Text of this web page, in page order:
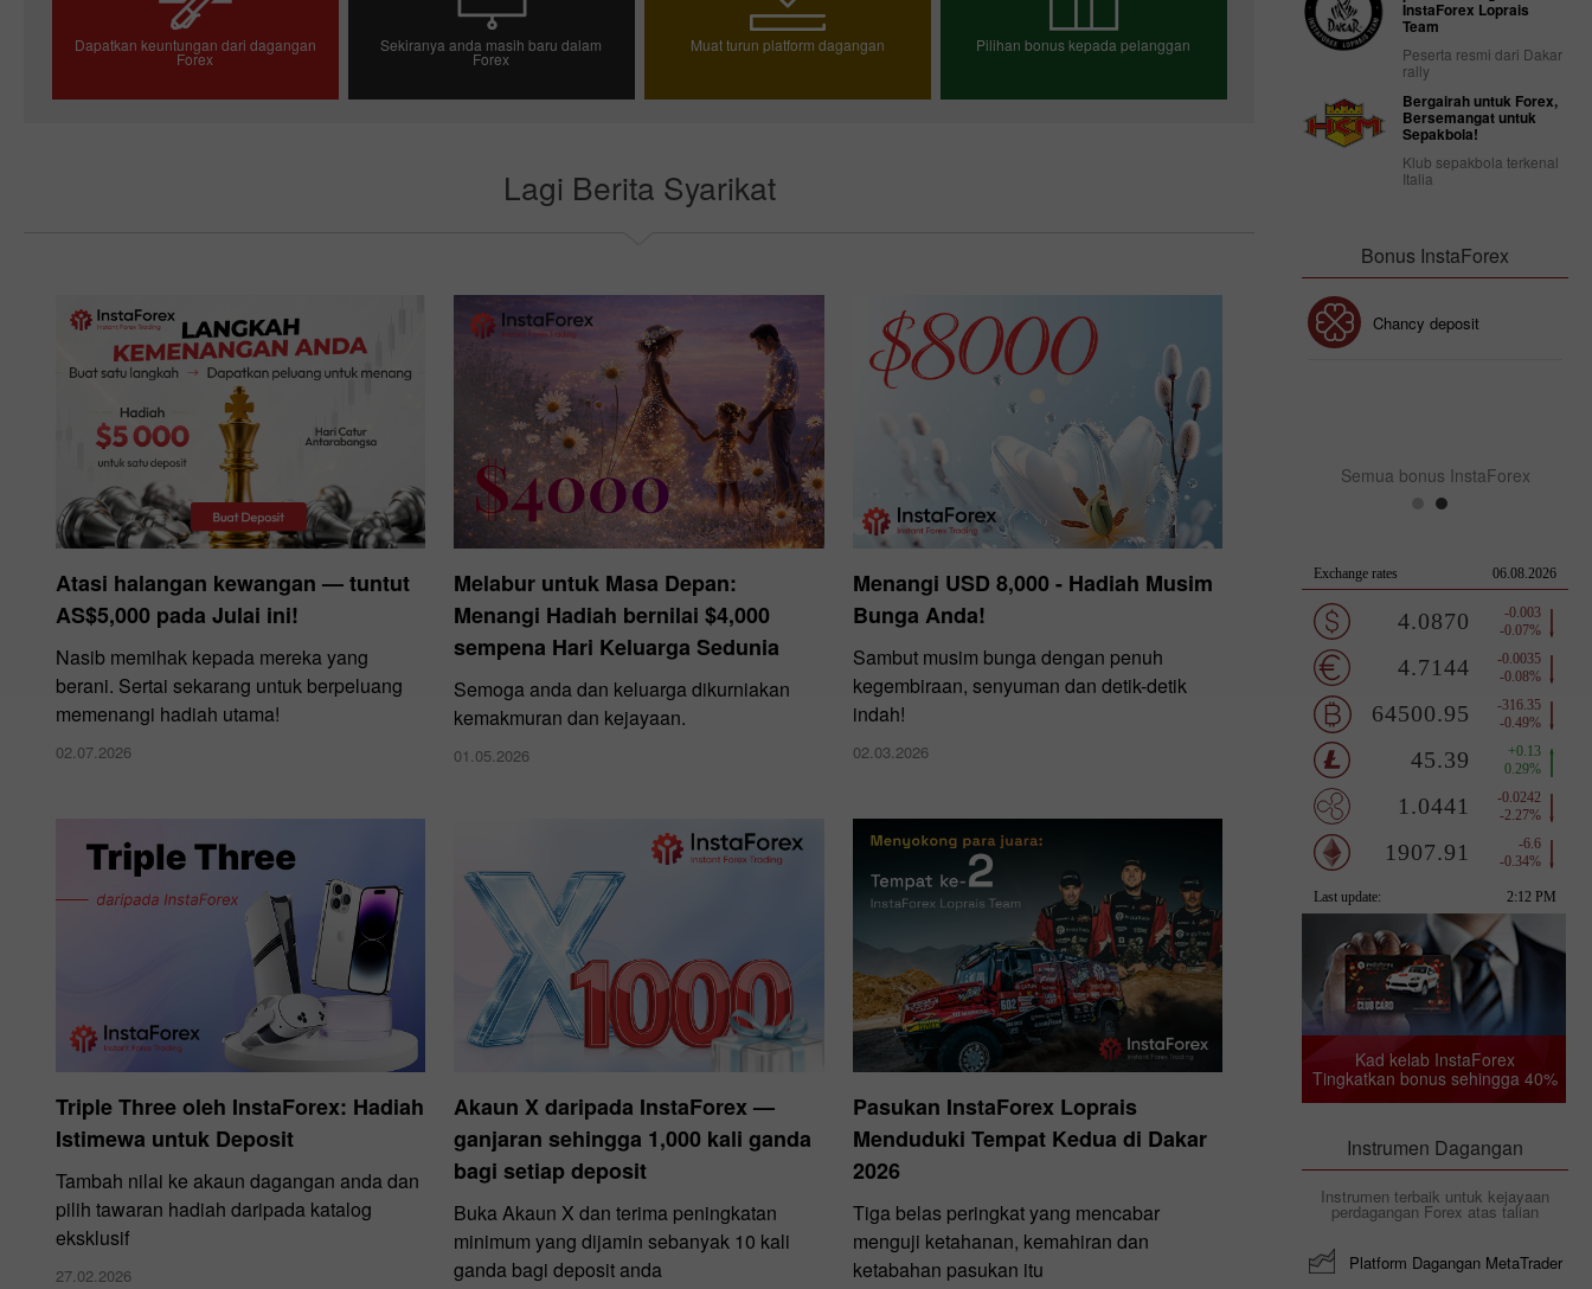
Dapatkan keuntungan dari dagangan
Forex
Sekiranya anda masih baru dalam
Forex
Muat turun platform dagangan Pilihan bonus kepada pelanggan
Lagi Berita Syarikat
Atasi halangan kewangan — tuntut
AS$5,000 pada Julai ini!
Nasib memihak kepada mereka yang
berani. Sertai sekarang untuk berpeluang
memenangi hadiah utama!
02.07.2026
Melabur untuk Masa Depan:
Menangi Hadiah bernilai $4,000
sempena Hari Keluarga Sedunia
Semoga anda dan keluarga dikurniakan
kemakmuran dan kejayaan.
01.05.2026
Menangi USD 8,000 - Hadiah Musim
Bunga Anda!
Sambut musim bunga dengan penuh
kegembiraan, senyuman dan detik-detik
indah!
02.03.2026
Triple Three oleh InstaForex: Hadiah
Istimewa untuk Deposit
Tambah nilai ke akaun dagangan anda dan
pilih tawaran hadiah daripada katalog
eksklusif
27.02.2026
Akaun X daripada InstaForex —
ganjaran sehingga 1,000 kali ganda
bagi setiap deposit
Buka Akaun X dan terima peningkatan
minimum yang dijamin sebanyak 10 kali
ganda bagi deposit anda
Pasukan InstaForex Loprais
Menduduki Tempat Kedua di Dakar
2026
Tiga belas peringkat yang mencabar
menguji ketahanan, kemahiran dan
ketabahan pasukan itu
InstaForex Loprais
Team
Peserta resmi dari Dakar
rally
Bergairah untuk Forex,
Bersemangat untuk
Sepakbola!
Klub sepakbola terkenal
Italia
Bonus InstaForex
Bonus 30%
Bonus Kelab InstaForex
Chancy deposit
Bonus Kelab InstaForex
Chancy deposit
Semua bonus InstaForex
Kad kelab InstaForex
Tingkatkan bonus sehingga 40%
Instrumen Dagangan
Instrumen terbaik untuk kejayaan
perdagangan Forex atas talian
Platform Dagangan MetaTrader